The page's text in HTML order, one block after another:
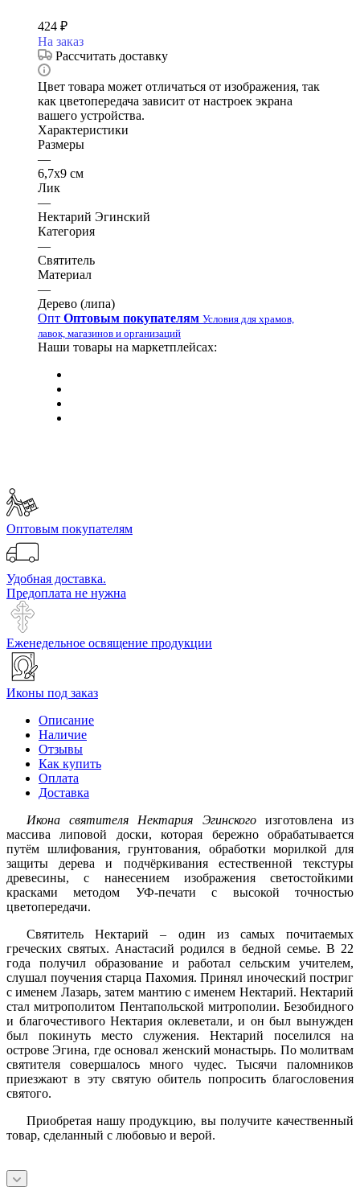
424 ₽
На заказ
Рассчитать доставку
Цвет товара может отличаться от изображения, так
как цветопередача зависит от настроек экрана
вашего устройства.
Характеристики
Размеры
—
6,7х9 см
Лик
—
Нектарий Эгинский
Категория
—
Святитель
Материал
—
Дерево (липа)
Опт Оптовым покупателям Условия для храмов,
лавок, магазинов и организаций
Наши товары на маркетплейсах:
Оптовым покупателям
Удобная доставка.
Предоплата не нужна
Еженедельное освящение продукции
Иконы под заказ
Описание
Наличие
Отзывы
Как купить
Оплата
Доставка
Икона святителя Нектария Эгинскогоизготовлена из
массива липовой доски, которая бережно обрабатывается
путём шлифования, грунтования, обработки морилкой для
защиты дерева и подчёркивания естественной текстуры
древесины, с нанесением изображения светостойкими
красками методом УФ-печати с высокой точностью
цветопередачи.
Святитель Нектарий – один из самых почитаемых
греческих святых. Анастасий родился в бедной семье. В 22
года получил образование и работал сельским учителем,
слушал поучения старца Пахомия. Принял иноческий постриг
с именем Лазарь, затем мантию с именем Нектарий. Нектарий
стал митрополитом Пентапольской митрополии. Безобидного
и благочестивого Нектария оклеветали, и он был вынужден
был покинуть место служения. Нектарий поселился на
острове Эгина, где основал женский монастырь. По молитвам
святителя совершалось много чудес. Тысячи паломников
приезжают в эту святую обитель попросить благословения
святого.
Приобретая нашу продукцию, вы получите качественный
товар, сделанный с любовью и верой.